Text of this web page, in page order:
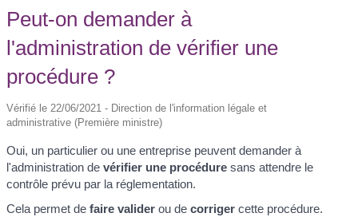
Peut-on demander à
l'administration de vérifier une
procédure ?
Vérifié le 22/06/2021 - Direction de l'information légale et
administrative (Première ministre)
Oui, un particulier ou une entreprise peuvent demander à
l'administration devérifier une procédure sans attendre le
contrôle prévu par la réglementation.
Cela permet defaire valider ou decorriger cette procédure.